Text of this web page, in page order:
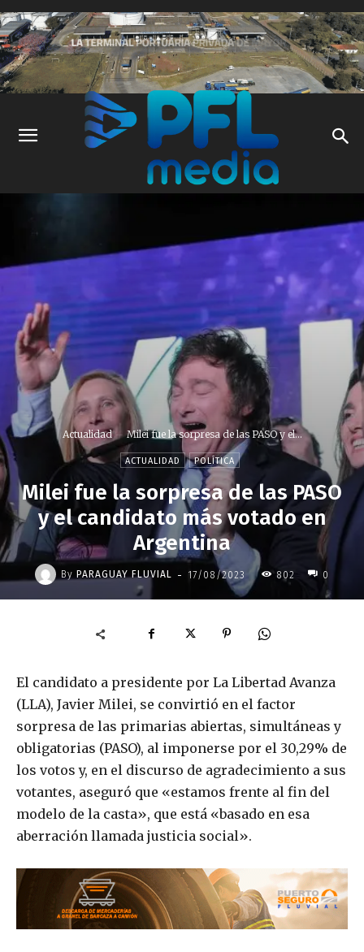
Actualidad Milei fue la sorpresa de las PASO y el...
ACTUALIDAD POLÍTICA
Milei fue la sorpresa de las PASO
y el candidato más votado en
Argentina
By PARAGUAY FLUVIAL - 17/08/2023 802 0
El candidato a presidente por La Libertad Avanza
(LLA), Javier Milei, se convirtió en el factor
sorpresa de las primarias abiertas, simultáneas y
obligatorias (PASO), al imponerse por el 30,29% de
los votos y, en el discurso de agradecimiento a sus
votantes, aseguró que «estamos frente al fin del
modelo de la casta», que está «basado en esa
aberración llamada justicia social».